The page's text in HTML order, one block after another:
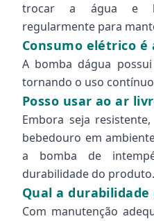
trocar a água e
regularmente para
Consumo elétrico é
A bomba dágua
tornando o uso
Posso usar ao ar
Embora seja
bebedouro em
a bomba de
durabilidade do produto.
Qual a durabilidade
Com manutenção